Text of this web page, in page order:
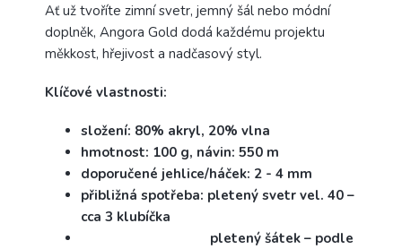
Ať už tvoříte zimní svetr, jemný šál nebo módní
doplněk, Angora Gold dodá každému projektu
měkkost, hřejivost a nadčasový styl.
Klíčové vlastnosti:
složení: 80% akryl, 20% vlna
hmotnost: 100 g, návin: 550 m
doporučené jehlice/háček: 2 - 4 mm
přibližná spotřeba: pletený svetr vel. 40 –
cca 3 klubíčka
pletený šátek – podle